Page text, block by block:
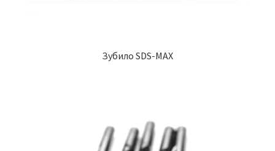
Зубило SDS-MAX